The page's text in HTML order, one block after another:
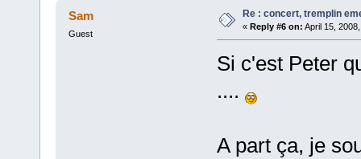
Sam
Guest
Re : concert, tremplin
« Reply #6 on: April 15,
Si c'est Peter
....
A part ça, je